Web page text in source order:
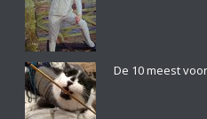
De 10 meest